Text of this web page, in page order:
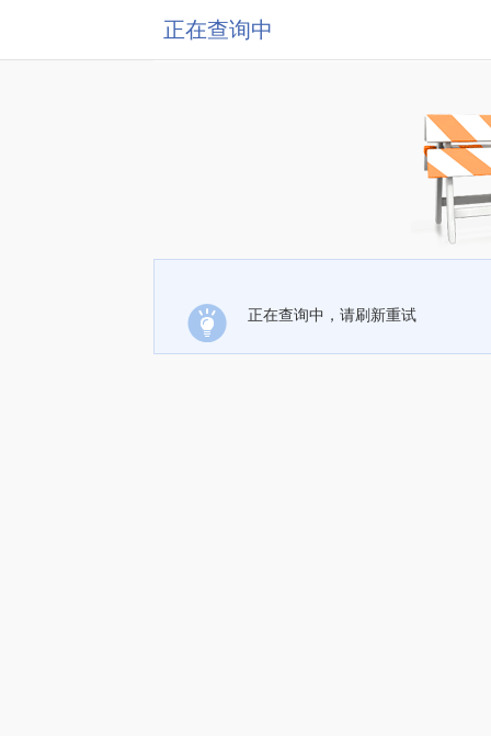
正在查询中
正在查询中，请刷新重试